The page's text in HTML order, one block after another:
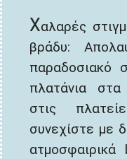
Χαλαρές
βράδυ:
παραδοσιακό
πλατάνια
στις
συνεχίστε με